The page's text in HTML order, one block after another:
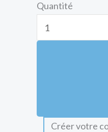
Quantité
Créer votre